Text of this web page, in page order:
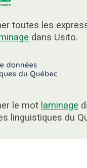
toutes les
dans Usito.
le mot laminage
linguistiques du